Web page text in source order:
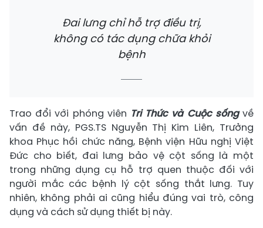
Đai lưng chỉ hỗ trợ điều trị,
không có tác dụng chữa khỏi
bệnh
Trao đổi với phóng viên Tri Thức và Cuộc sốngvề
vấn đề này, PGS.TS Nguyễn Thị Kim Liên, Trưởng
khoa Phục hồi chức năng, Bệnh viện Hữu nghị Việt
Đức cho biết, đai lưng bảo vệ cột sống là một
trong những dụng cụ hỗ trợ quen thuộc đối với
người mắc các bệnh lý cột sống thắt lưng. Tuy
nhiên, không phải ai cũng hiểu đúng vai trò, công
dụng và cách sử dụng thiết bị này.